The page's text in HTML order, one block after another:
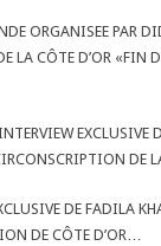
ORGANISEE PAR
LA CÔTE D’OR «FIN
EXCLUSIVE
DE
DE FADILA
DE CÔTE D’OR…